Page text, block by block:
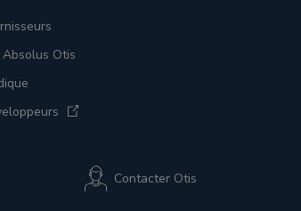
Absolus Otis
Contacter Otis